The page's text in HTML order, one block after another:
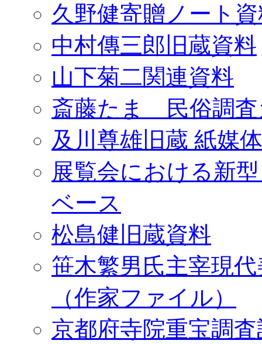
久野健寄贈ノート
中村傳三郎旧蔵資料
山下菊二関連資料
斎藤たま 民俗調査
及川尊雄旧蔵 紙媒
展覧会における新
ベース
松島健旧蔵資料
笹木繁男氏主宰現
（作家ファイル）
京都府寺院重宝調